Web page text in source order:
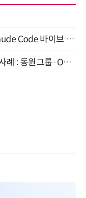
"모든 담당자(비개발자)를 위한 Claude Code 바이브 코딩 2-day 부트캠프" 9월 16~17일 개최
B2B에서 B2C까지, 현장 실제 운영사례 : 동원그룹·OCI·다이닝브랜즈그룹·당근 (8/27)